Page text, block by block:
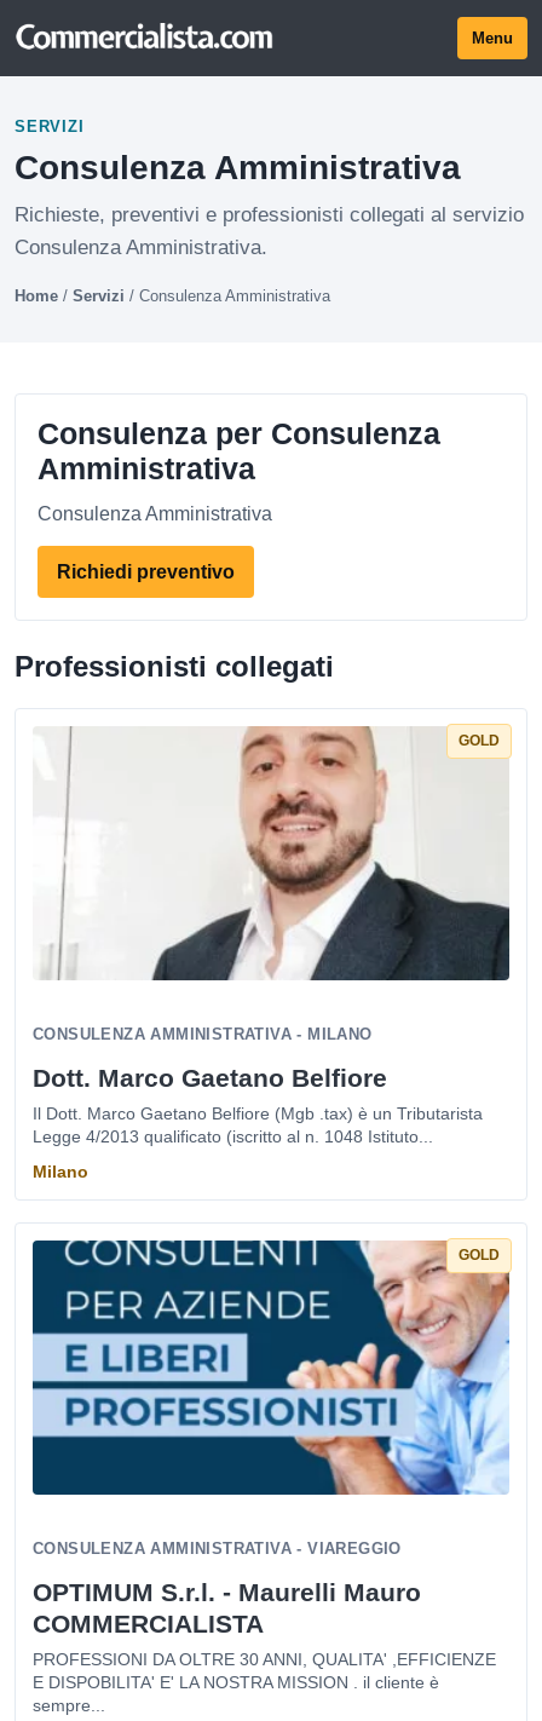
Menu
SERVIZI
Consulenza Amministrativa
Richieste, preventivi e professionisti collegati al servizio
Consulenza Amministrativa.
Home / Servizi / Consulenza Amministrativa
Consulenza per Consulenza
Amministrativa
Consulenza Amministrativa
Richiedi preventivo
Professionisti collegati
GOLD
CONSULENZA AMMINISTRATIVA - MILANO
Dott. Marco Gaetano Belfiore
Il Dott. Marco Gaetano Belfiore (Mgb .tax) è un Tributarista
Legge 4/2013 qualificato (iscritto al n. 1048 Istituto...
Milano
GOLD
CONSULENZA AMMINISTRATIVA - VIAREGGIO
OPTIMUM S.r.l. - Maurelli Mauro
COMMERCIALISTA
PROFESSIONI DA OLTRE 30 ANNI, QUALITA' ,EFFICIENZE
E DISPOBILITA' E' LA NOSTRA MISSION . il cliente è
sempre...